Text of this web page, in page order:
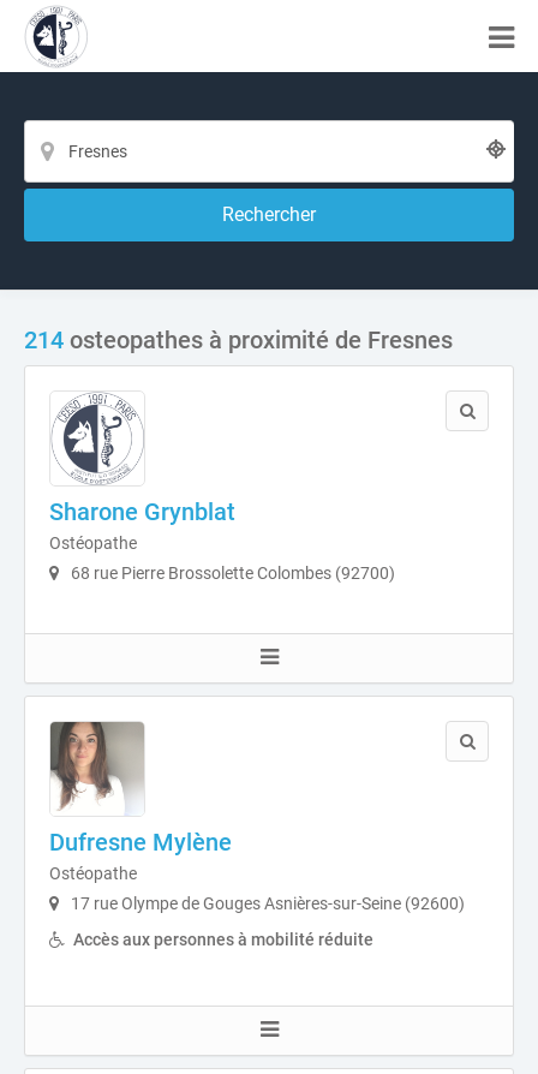
Rechercher
214 osteopathes à proximité de Fresnes
Sharone Grynblat
Ostéopathe
68 rue Pierre Brossolette Colombes (92700)
Dufresne Mylène
Ostéopathe
17 rue Olympe de Gouges Asnières-sur-Seine (92600)
Accès aux personnes à mobilité réduite